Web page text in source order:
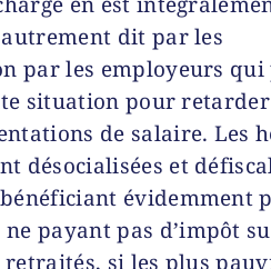
autrement dit par les
par les employeurs qui
situation pour retarder
de salaire. Les
désocialisées et
évidemment
payant pas d’impôt
si les plus